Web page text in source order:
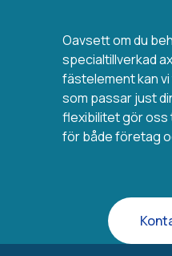
Oavsett om du
specialtillverkad
fästelement kan
som passar just
flexibilitet gör oss
för både företag